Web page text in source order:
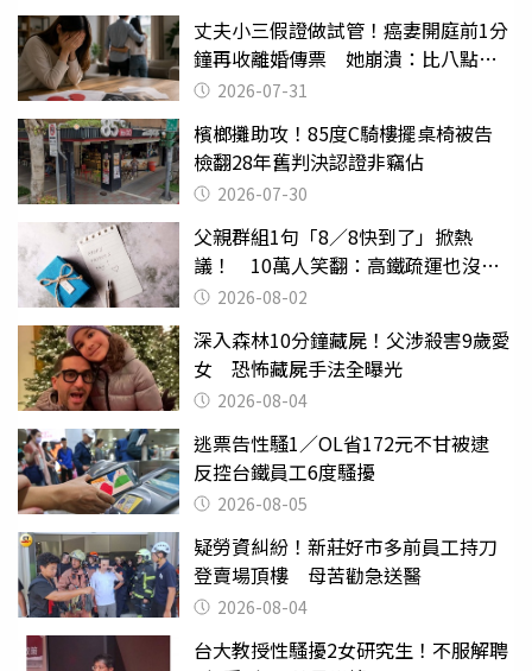
丈夫小三假證做試管！癌妻開庭前1分
鐘再收離婚傳票 她崩潰：比八點檔
還扯2026-07-31
檳榔攤助攻！85度C騎樓擺桌椅被告
檢翻28年舊判決認證非竊佔
2026-07-30
父親群組1句「8／8快到了」掀熱
議！ 10萬人笑翻：高鐵疏運也沒列
父親節
2026-08-02
深入森林10分鐘藏屍！父涉殺害9歲愛
女 恐怖藏屍手法全曝光
2026-08-04
逃票告性騷1／OL省172元不甘被逮
反控台鐵員工6度騷擾
2026-08-05
疑勞資糾紛！新莊好市多前員工持刀
登賣場頂樓 母苦勸急送醫
2026-08-04
台大教授性騷擾2女研究生！不服解聘